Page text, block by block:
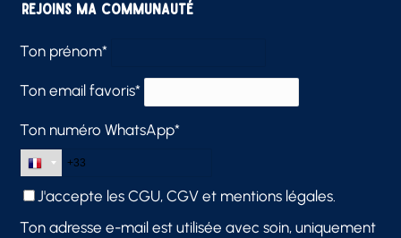
Rejoins ma communauté
Ton prénom*
Ton email favoris*
Ton numéro WhatsApp*
J'accepte lesCGU, CGV et mentions légales.
Ton adresse e-mail est utilisée avec soin, uniquement